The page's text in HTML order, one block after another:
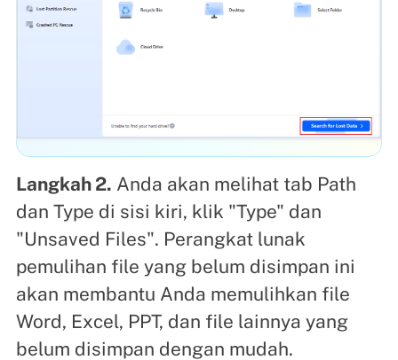
Langkah 2. Anda akan melihat tab Path
dan Type di sisi kiri, klik "Type" dan
"Unsaved Files". Perangkat lunak
pemulihan file yang belum disimpan ini
akan membantu Anda memulihkan file
Word, Excel, PPT, dan file lainnya yang
belum disimpan dengan mudah.